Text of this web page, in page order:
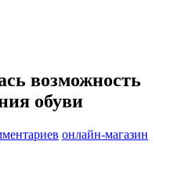
возможность
обуви
онлайн-магазин